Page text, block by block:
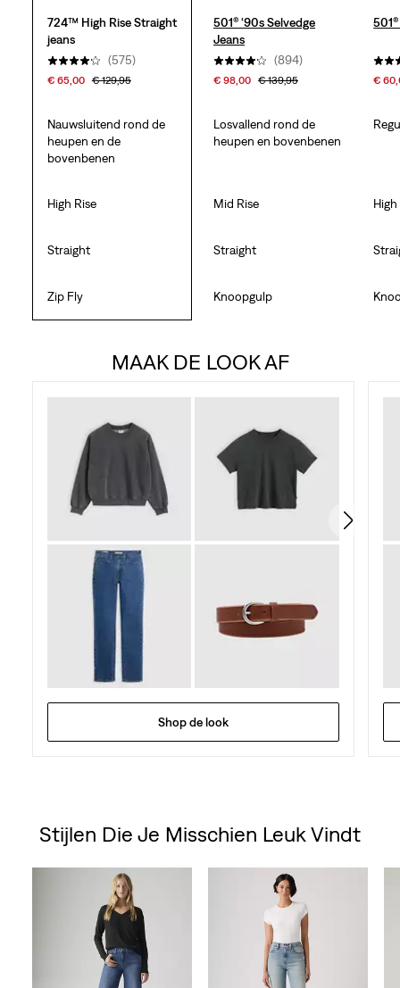
724™ High Rise Straight
jeans
(575)
€ 65,00 € 129,95
501® ‘90s Selvedge
Jeans
(894)
€ 98,00 € 139,95 €
Nauwsluitend rond de
heupen en de
bovenbenen
Losvallend rond de
heupen en bovenbenen
High Rise Mid Rise High
Straight Straight
Zip Fly Knoopgulp
MAAK DE LOOK AF
Shop de look
Stijlen Die Je Misschien Leuk Vindt